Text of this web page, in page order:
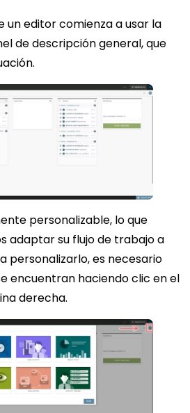
un editor comienza a usar la
de descripción general, que
personalizable, lo que
adaptar su flujo de trabajo a
personalizarlo, es necesario
encuentran haciendo clic en el
derecha.